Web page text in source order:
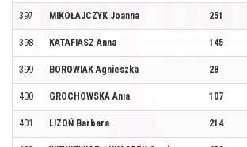
397 MIKOŁAJCZYK Joanna 251
398 KATAFIASZ Anna 145
399 BOROWIAK Agnieszka 28
400 GROCHOWSKA Ania 107
401 LIZOŃ Barbara 214